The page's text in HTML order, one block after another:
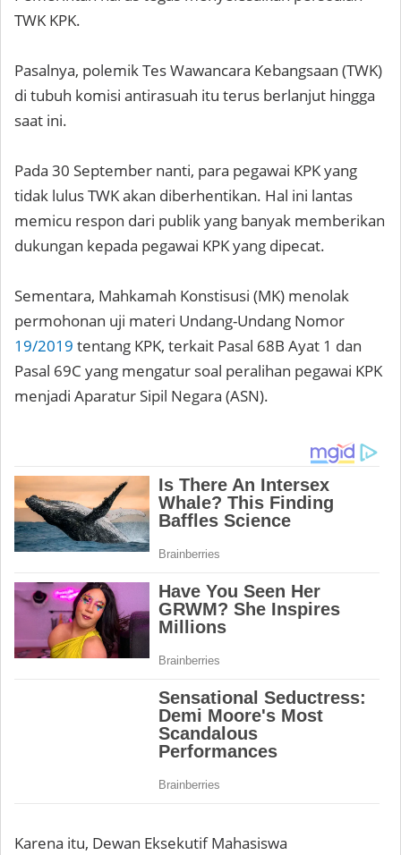
TWK KPK.
Pasalnya, polemik Tes Wawancara Kebangsaan (TWK)
di tubuh komisi antirasuah itu terus berlanjut hingga
saat ini.
Pada 30 September nanti, para pegawai KPK yang
tidak lulus TWK akan diberhentikan. Hal ini lantas
memicu respon dari publik yang banyak memberikan
dukungan kepada pegawai KPK yang dipecat.
Sementara, Mahkamah Konstisusi (MK) menolak
permohonan uji materi Undang-Undang Nomor
19/2019 tentang KPK, terkait Pasal 68B Ayat 1 dan
Pasal 69C yang mengatur soal peralihan pegawai KPK
menjadi Aparatur Sipil Negara (ASN).
Karena itu, Dewan Eksekutif Mahasiswa